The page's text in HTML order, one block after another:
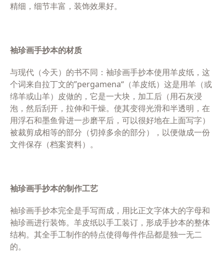
精细，细节丰富，装饰效果好。
袖珍画手抄本的材质
与现代（今天）的书不同：袖珍画手抄本使用羊皮纸，这
个词来自拉丁文的”pergamena“（羊皮纸）这是用羊（或
绵羊或山羊）皮做的，它是一大块，加工后（用石灰浸
泡，然后刮开，拉伸和干燥。使其变得光滑和半透明，在
用浮石和墨鱼骨进一步磨平后，可以很好地在上面写字）
被裁剪成相等的部分（切掉多余的部分），以便做成一份
文件保存（档案资料）。
袖珍画手抄本的制作工艺
袖珍画手抄本完全是手写而成，用比正文字体大的字母和
袖珍画进行装饰。羊皮纸以手工装订，形成手抄本的整体
结构。其全手工制作的特点使得每件作品都是独一无二
的。